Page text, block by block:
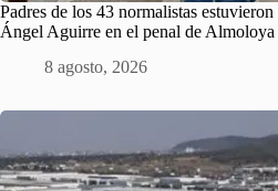
Padres de los 43 normalistas
Ángel Aguirre en el penal de Almoloya
8 agosto, 2026